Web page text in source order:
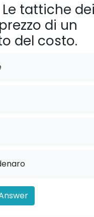
tattiche
di un
del costo.